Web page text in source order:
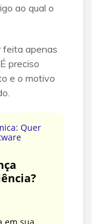
ao qual o
feita apenas
preciso
e o motivo